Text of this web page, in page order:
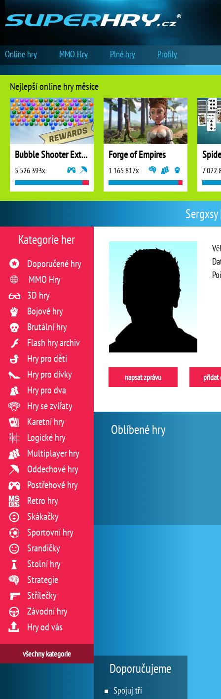
napsat zprávu přidat
Oblíbené hry
Kategorie her
Doporučené hry
MMO Hry
3D hry
Bojové hry
Brutální hry
Flash hry archiv
Hry pro děti
Hry pro dívky
Hry pro dva
Hry se zvířaty
Karetní hry
Logické hry
Multiplayer hry
Oddechové hry
Postřehové hry
Retro hry
Skákačky
Sportovní hry
Srandičky
Stolní hry
Strategie
Střílečky
Závodní hry
Hry od vás
všechny kategorie
Doporučujeme
Spojuj tři
Nejlepší online hry měsíce
Bubble Shooter Extreme
5 526 393x
Forge of Empires
1 165 817x 7 022
Online hry MMO Hry Plné hry Profily